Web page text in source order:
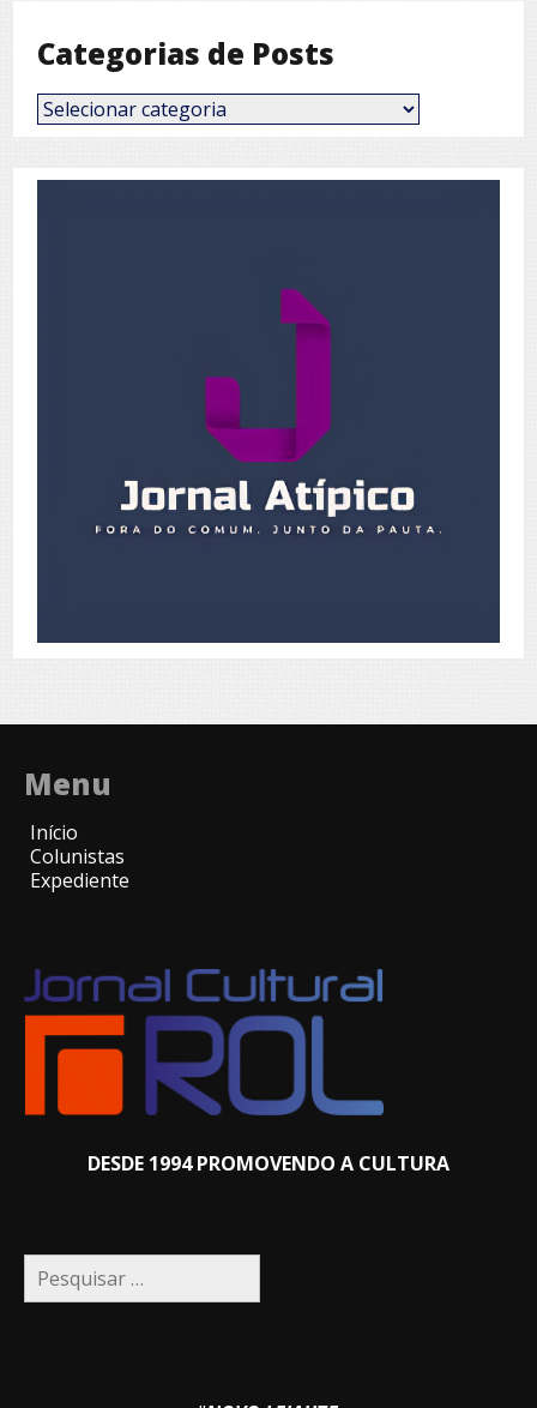
Categorias de Posts
Categorias
de
Menu
Início
Colunistas
Expediente
DESDE 1994 PROMOVENDO A CULTURA
Pesquisar
por: